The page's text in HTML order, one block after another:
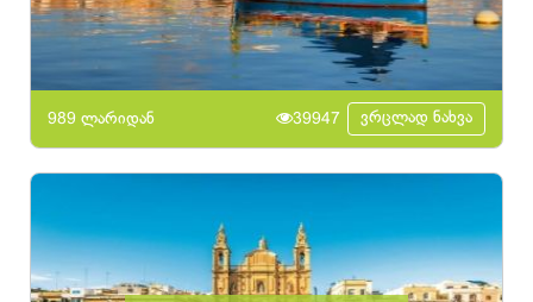
989 ლარიდან 39947 ვრცლად ნახვა